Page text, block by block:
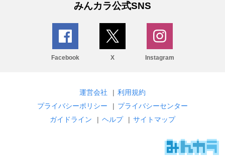
みんカラ公式SNS
Facebook X Instagram
運営会社 | 利用規約
プライバシーポリシー
| プライバシーセンター
ガイドライン
| ヘルプ | サイトマップ